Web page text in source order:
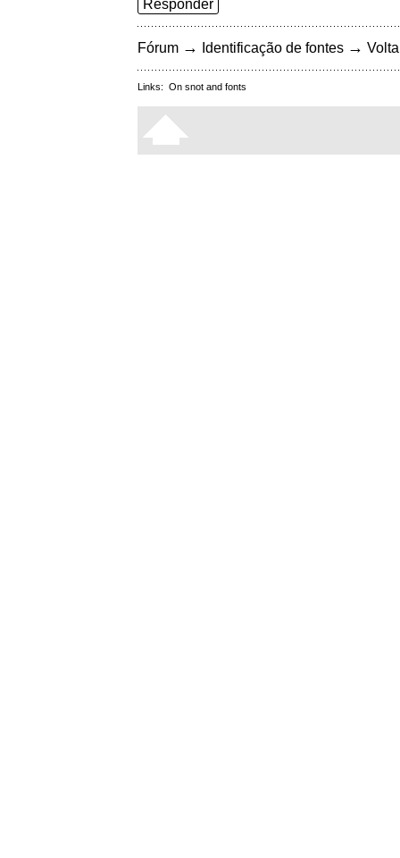
Responder
Fórum → Identificação de fontes →
Links: On snot and fonts